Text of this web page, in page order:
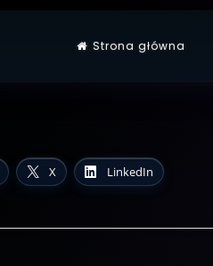
Strona główna
X LinkedIn